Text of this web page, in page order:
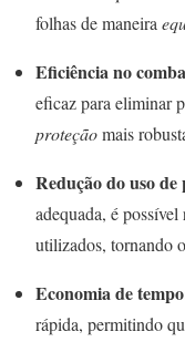
folhas de maneira
Eficiência no
eficaz para eliminar
proteçãomais
Redução do uso
adequada, é
utilizados, tornando
Economia de
rápida, permitindo